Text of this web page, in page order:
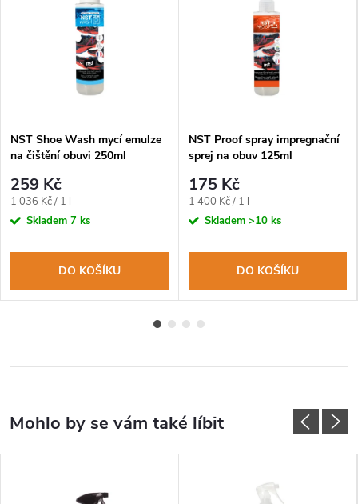
NST Shoe Wash mycí emulze
na čištění obuvi 250ml
259 Kč
Měrná
cena:
1 036 Kč / 1 l
Skladem 7 ks
DO KOŠÍKU
NST Proof spray impregnační
sprej na obuv 125ml
175 Kč
Měrná
cena:
1 400 Kč / 1 l
Skladem >10 ks
DO KOŠÍKU